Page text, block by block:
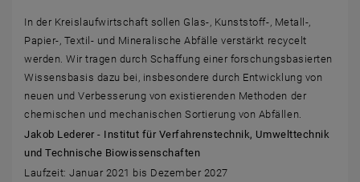
In der Kreislaufwirtschaft sollen Glas-, Kunststoff-, Metall-,
Papier-, Textil- und Mineralische Abfälle verstärkt recycelt
werden. Wir tragen durch Schaffung einer forschungsbasierten
Wissensbasis dazu bei, insbesondere durch Entwicklung von
neuen und Verbesserung von existierenden Methoden der
chemischen und mechanischen Sortierung von Abfällen.
Jakob Lederer - Institut für Verfahrenstechnik, Umwelttechnik
und Technische Biowissenschaften
Laufzeit: Januar 2021 bis Dezember 2027